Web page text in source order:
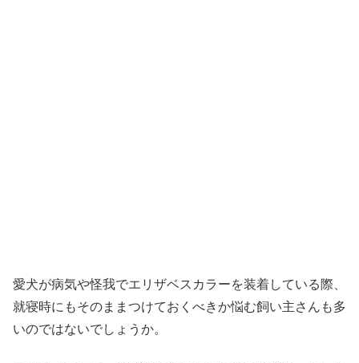
愛犬が病気や怪我でエリザベスカラーを装着している際、
就寝時にもそのままつけておくべきか悩む飼い主さんも多
いのではないでしょうか。